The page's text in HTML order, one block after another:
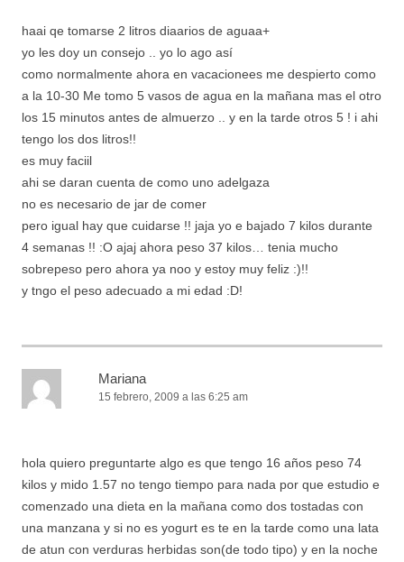
haai qe tomarse 2 litros diaarios de aguaa+
yo les doy un consejo .. yo lo ago así
como normalmente ahora en vacacionees me despierto como
a la 10-30 Me tomo 5 vasos de agua en la mañana mas el otro
los 15 minutos antes de almuerzo .. y en la tarde otros 5 ! i ahi
tengo los dos litros!!
es muy faciil
ahi se daran cuenta de como uno adelgaza
no es necesario de jar de comer
pero igual hay que cuidarse !! jaja yo e bajado 7 kilos durante
4 semanas !! :O ajaj ahora peso 37 kilos… tenia mucho
sobrepeso pero ahora ya noo y estoy muy feliz :)!!
y tngo el peso adecuado a mi edad :D!
Mariana
15 febrero, 2009 a las 6:25 am
hola quiero preguntarte algo es que tengo 16 años peso 74
kilos y mido 1.57 no tengo tiempo para nada por que estudio e
comenzado una dieta en la mañana como dos tostadas con
una manzana y si no es yogurt es te en la tarde como una lata
de atun con verduras herbidas son(de todo tipo) y en la noche